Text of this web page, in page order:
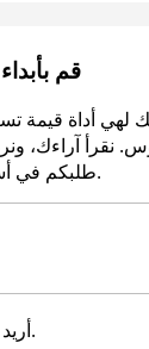
قم
لهي أداة قيمة
آراءك، ونرد
طلبكم في أسرع وقت ممكن.
أريد ردًا على رأيي.